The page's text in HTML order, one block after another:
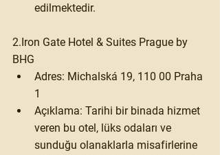
edilmektedir. ​
2.Iron Gate Hotel & Suites Prague by
BHG
Adres: Michalská 19, 110 00 Praha
1​
Açıklama: Tarihi bir binada hizmet
veren bu otel, lüks odaları ve
sunduğu olanaklarla misafirlerine